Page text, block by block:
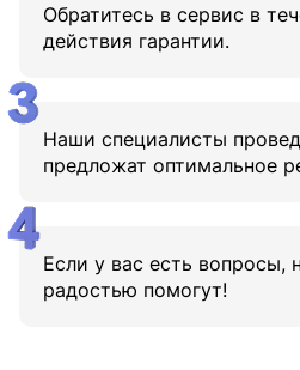
Обратитесь в сервис в
действия гарантии.
Наши специалисты
предложат оптимальное
Если у вас есть
радостью помогут!